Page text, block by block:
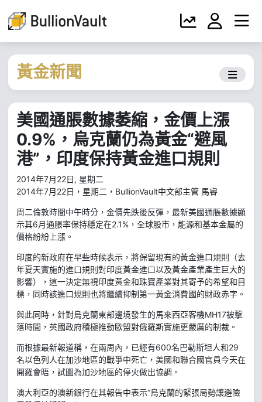
黃金新聞
美國通脹數據萎縮，金價上漲
0.9%，烏克蘭仍為黃金“避風
港”，印度保持黃金進口規則
2014年7月22日, 星期二
2014年7月22日，星期二，BullionVault中文部主管 馬睿
周二倫敦時間中午時分，金價先跌後反彈，最新美國通脹數據顯
示其6月通脹率保持穩定在2.1%，全球股市，能源和基本金屬的
價格紛紛上漲。
印度的新政府在早些時候表示，將保留現有的黃金進口規則（去
年夏天實施的進口規則對印度黃金進口以及黃金產業產生巨大的
影響），這一決定無視印度黃金和珠寶產業對其寄予的希望和目
標，同時該進口規則也將繼續抑制第一黃金消費國的財政赤字。
與此同時，針對烏克蘭東部邊境發生的馬來西亞客機MH17被擊
落時間，英國政府積極推動歐盟對俄羅斯實施更嚴厲的制裁。
而根據最新報道稱，在兩周內，已經有600名巴勒斯坦人和29
名以色列人在加沙地區的戰爭中死亡，美國和聯合國官員今天在
開羅會晤，試圖為加沙地區的停火做出協調。
澳大利亞的澳新銀行在其報告中表示“烏克蘭的緊張局勢讓避險